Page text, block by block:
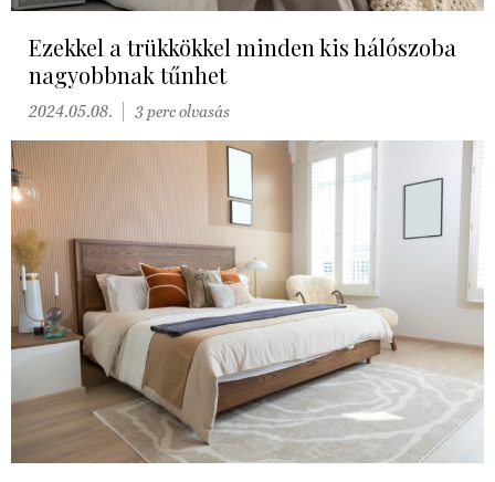
Ezekkel a trükkökkel minden kis hálószoba
nagyobbnak tűnhet
2024.05.08. 3 perc olvasás